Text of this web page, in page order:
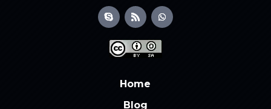
Home
Blog